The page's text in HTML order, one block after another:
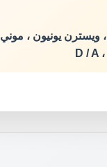
T / T ، L / C ، ويسترن يونيون ، موني